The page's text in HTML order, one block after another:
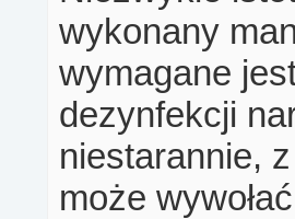
wykonany
wymagane
dezynfekcji
niestarannie,
może